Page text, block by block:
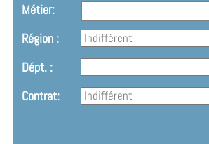
Métier:
Région :
Dépt. :
Contrat: